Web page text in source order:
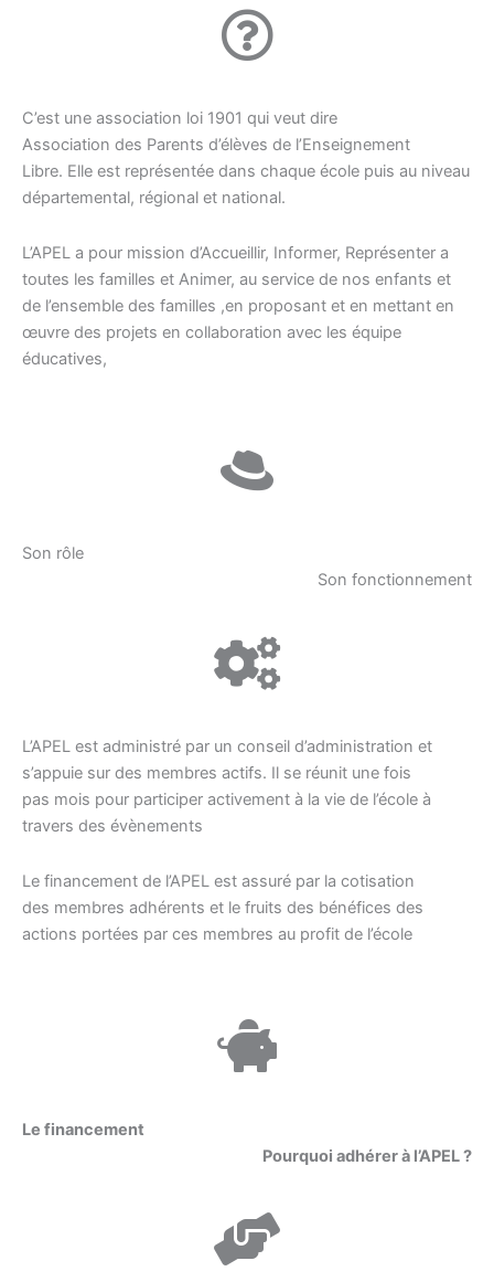
C’est une association loi 1901 qui veut dire
Association des Parents d’élèves de l’Enseignement
Libre. Elle est représentée dans chaque école puis au niveau
départemental, régional et national.
L’APEL a pour mission d’Accueillir, Informer, Représenter a
toutes les familles et Animer, au service de nos enfants et
de l’ensemble des familles ,en proposant et en mettant en
œuvre des projets en collaboration avec les équipe
éducatives,
Son rôle
Son fonctionnement
L’APEL est administré par un conseil d’administration et
s’appuie sur des membres actifs. Il se réunit une fois
pas mois pour participer activement à la vie de l’école à
travers des évènements
Le financement de l’APEL est assuré par la cotisation
des membres adhérents et le fruits des bénéfices des
actions portées par ces membres au profit de l’école
Le financement
Pourquoi adhérer à l’APEL ?